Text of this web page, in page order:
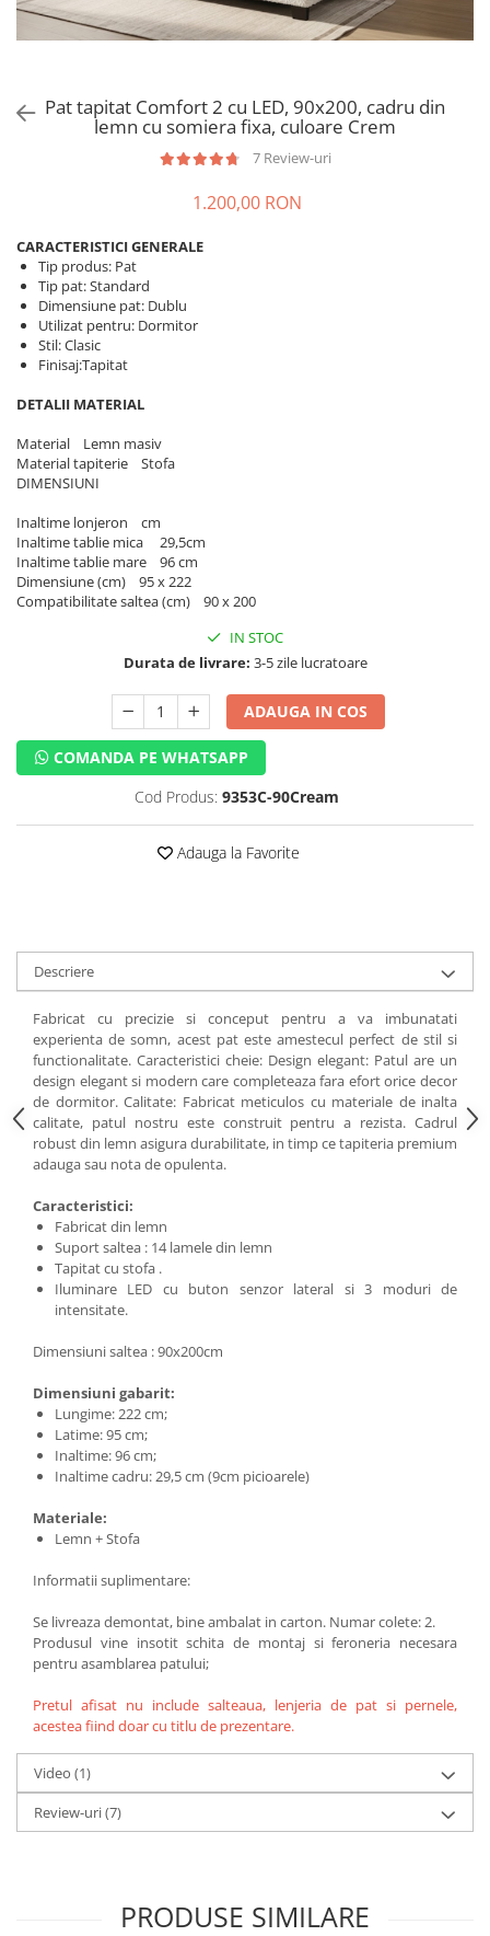
Pat tapitat Comfort 2 cu LED, 90x200, cadru din
lemn cu somiera fixa, culoare Crem
7 Review-uri
1.200,00 RON
CARACTERISTICI GENERALE
Tip produs: Pat
Tip pat: Standard
Dimensiune pat: Dublu
Utilizat pentru: Dormitor
Stil: Clasic
Finisaj:Tapitat
DETALII MATERIAL
Material Lemn masiv
Material tapiterie Stofa
DIMENSIUNI
Inaltime lonjeron cm
Inaltime tablie mica 29,5cm
Inaltime tablie mare 96 cm
Dimensiune (cm) 95 x 222
Compatibilitate saltea (cm) 90 x 200
IN STOC
Durata de livrare: 3-5 zile lucratoare
ADAUGA IN COS
COMANDA PE WHATSAPP
Cod Produs: 9353C-90Cream
Adauga la Favorite
Descriere
Fabricat cu precizie si conceput pentru a va imbunatati
experienta de somn, acest pat este amestecul perfect de stil si
functionalitate. Caracteristici cheie: Design elegant: Patul are un
design elegant si modern care completeaza fara efort orice decor
de dormitor. Calitate: Fabricat meticulos cu materiale de inalta
calitate, patul nostru este construit pentru a rezista. Cadrul
robust din lemn asigura durabilitate, in timp ce tapiteria premium
adauga sau nota de opulenta.
Caracteristici:
Fabricat din lemn
Suport saltea : 14 lamele din lemn
Tapitat cu stofa .
Iluminare LED cu buton senzor lateral si 3 moduri de
intensitate.
Dimensiuni saltea : 90x200cm
Dimensiuni gabarit:
Lungime: 222 cm;
Latime: 95 cm;
Inaltime: 96 cm;
Inaltime cadru: 29,5 cm (9cm picioarele)
Materiale:
Lemn + Stofa
Informatii suplimentare:
Se livreaza demontat, bine ambalat in carton. Numar colete: 2.
Produsul vine insotit schita de montaj si feroneria necesara
pentru asamblarea patului;
Pretul afisat nu include salteaua, lenjeria de pat si pernele,
acestea fiind doar cu titlu de prezentare.
Video (1)
Review-uri(7)
PRODUSE SIMILARE